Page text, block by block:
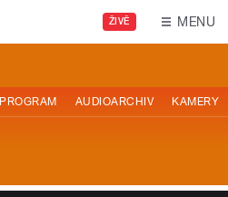
ŽIVĚ MENU
PROGRAM AUDIOARCHIV KAMERY